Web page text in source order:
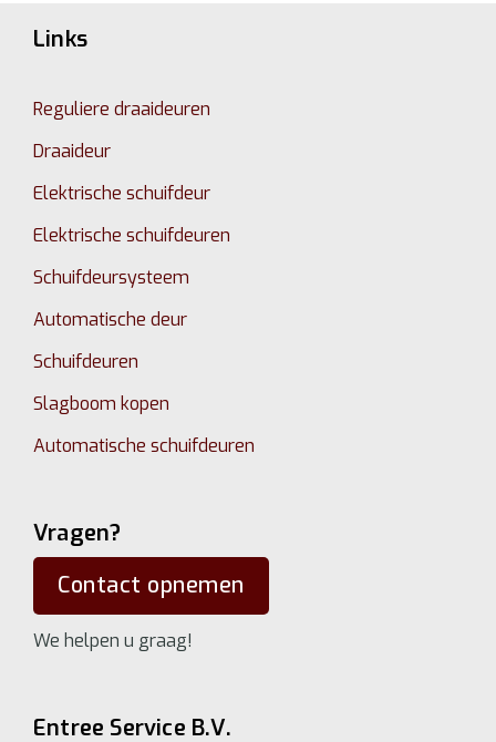
Links
Reguliere draaideuren
Draaideur
Elektrische schuifdeur
Elektrische schuifdeuren
Schuifdeursysteem
Automatische deur
Schuifdeuren
Slagboom kopen
Automatische schuifdeuren
Vragen?
Contact opnemen
We helpen u graag!
Entree Service B.V.